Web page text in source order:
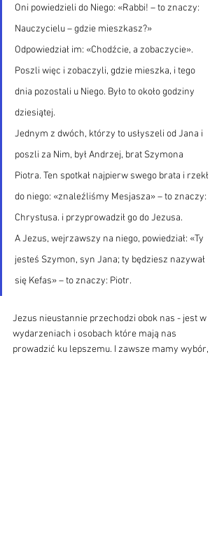
Oni powiedzieli do Niego: «Rabbi! – to znaczy:
Nauczycielu – gdzie mieszkasz?»
Odpowiedział im: «Chodźcie, a zobaczycie».
Poszli więc i zobaczyli, gdzie mieszka, i tego
dnia pozostali u Niego. Było to około godziny
dziesiątej.
Jednym z dwóch, którzy to usłyszeli od Jana i
poszli za Nim, był Andrzej, brat Szymona
Piotra. Ten spotkał najpierw swego brata i rzekł
do niego: «znaleźliśmy Mesjasza» – to znaczy:
Chrystusa. i przyprowadził go do Jezusa.
A Jezus, wejrzawszy na niego, powiedział: «Ty
jesteś Szymon, syn Jana; ty będziesz nazywał
się Kefas» – to znaczy: Piotr.
Jezus nieustannie przechodzi obok nas - jest w
wydarzeniach i osobach które mają nas
prowadzić ku lepszemu. I zawsze mamy wybór,